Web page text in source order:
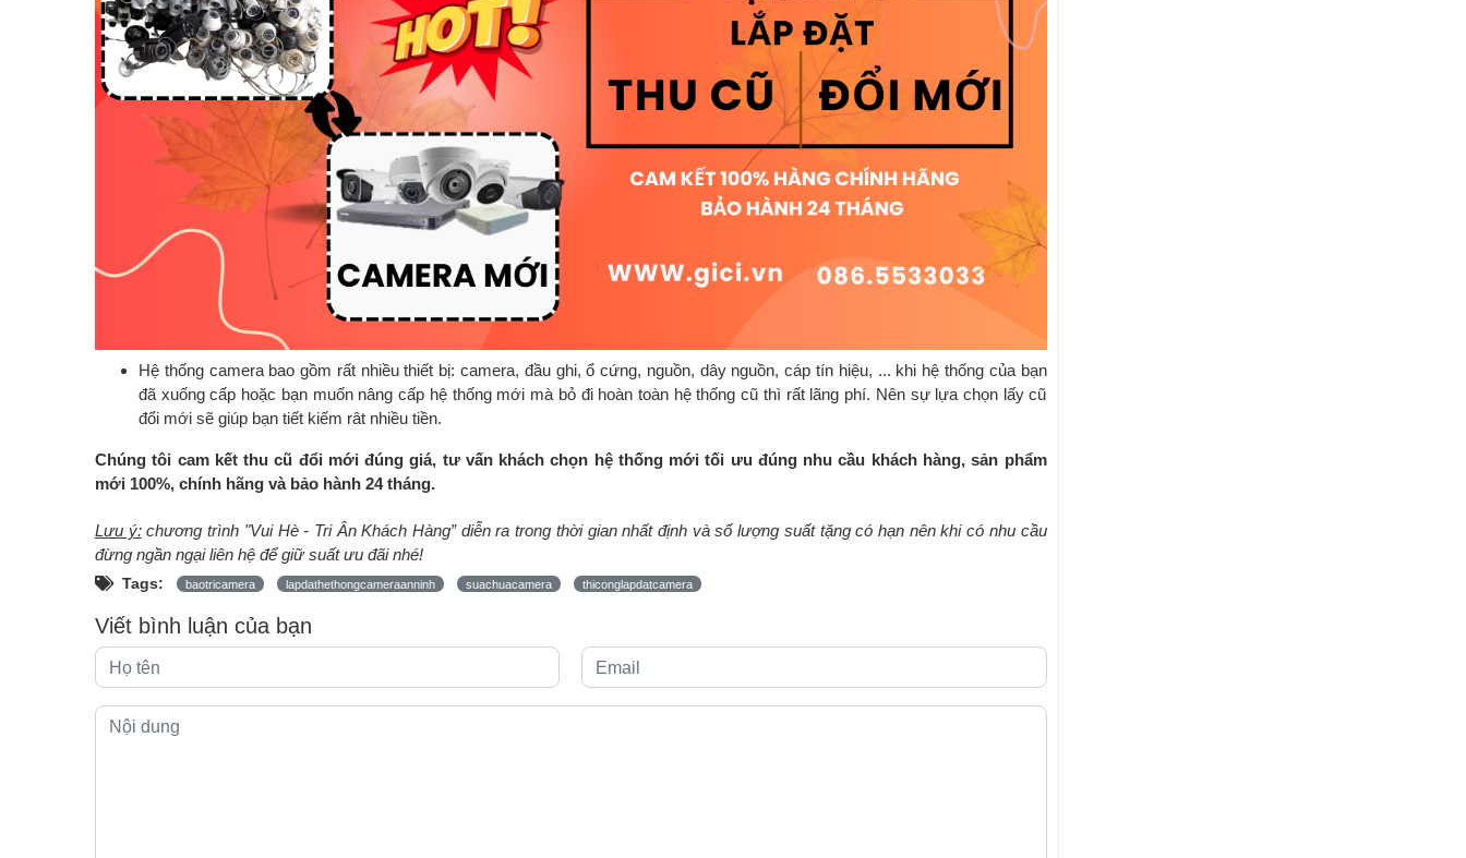
Hệ thống camera bao gồm rất nhiều thiết bị: camera, đầu ghi, ổ cứng, nguồn, dây nguồn, cáp tín hiệu, ... khi hệ thống của bạn
đã xuống cấp hoặc bạn muốn nâng cấp hệ thống mới mà bỏ đi hoàn toàn hệ thống cũ thì rất lãng phí. Nên sự lựa chọn lấy cũ
đổi mới sẽ giúp bạn tiết kiếm rât nhiều tiền.
Chúng tôi cam kết thu cũ đổi mới đúng giá, tư vấn khách chọn hệ thống mới tối ưu đúng nhu cầu khách hàng, sản phẩm
mới 100%, chính hãng và bảo hành 24 tháng.
Lưu ý:chương trình "Vui Hè - Tri Ân Khách Hàng” diễn ra trong thời gian nhất định và số lượng suất tặng có hạn nên khi có nhu cầu
đừng ngần ngại liên hệ để giữ suất ưu đãi nhé!
Tags: baotricamera lapdathethongcameraanninh suachuacamera thiconglapdatcamera
Viết bình luận của bạn